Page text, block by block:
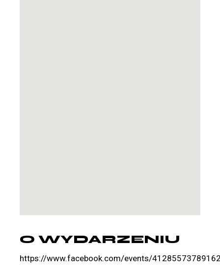
O WYDARZENIU
https://www.facebook.com/events/